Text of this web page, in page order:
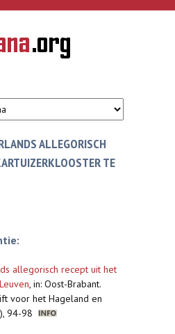
ALLEGORISCH
TE
allegorisch recept uit het
, in: Oost-Brabant.
voor het Hageland en
94-98